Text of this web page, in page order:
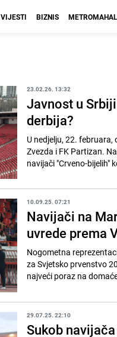
VIJESTI BIZNIS
23.02.26. 13:32
Javnost u
derbija?
U nedjelju, 22.
Zvezda i FK Partizan.
navijači "Crveno-bijelih"
10.09.25. 07:21
Navijači na
uvrede prema
Nogometna
za Svjetsko prvenstvo
najveći poraz na
29.07.25. 22:10
Sukob